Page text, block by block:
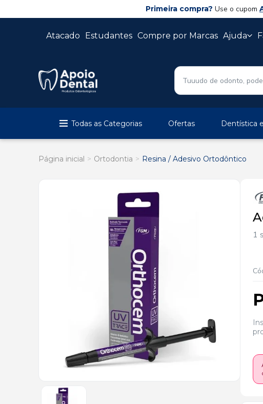
Primeira compra? Use o cupom
Atacado Estudantes Compre por Marcas Ajuda
Todas as Categorias Ofertas Dentística
Página inicial Ortodontia Resina / Adesivo Ortodôntico
1